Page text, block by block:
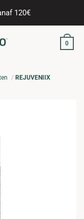
120€
0
REJUVENIIX